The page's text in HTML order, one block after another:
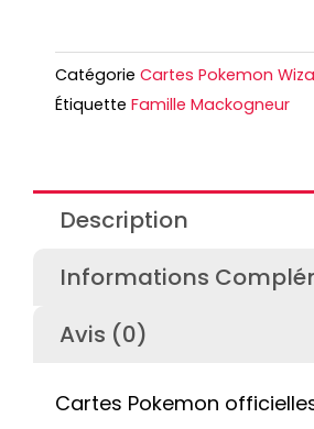
Catégorie Cartes Pokemon
Étiquette Famille Mackogneur
Description
Informations
Avis (0)
Cartes Pokemon